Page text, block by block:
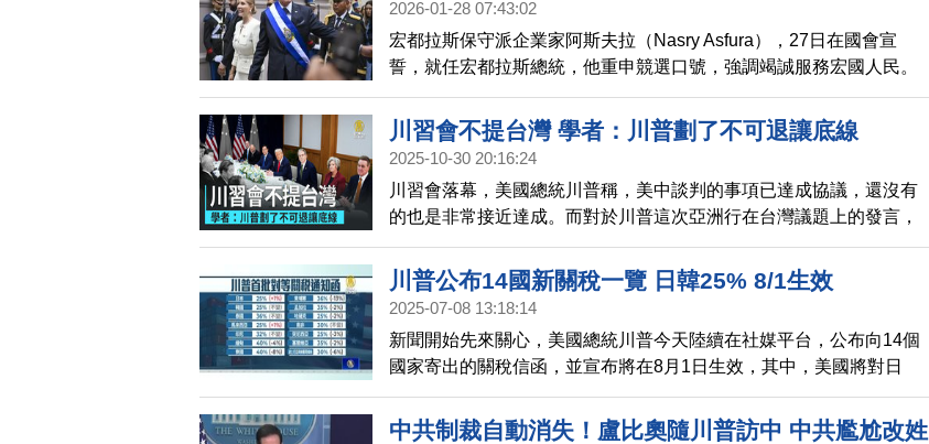
2026-01-28 07:43:02
宏都拉斯保守派企業家阿斯夫拉（Nasry Asfura），27日在國會宣
誓，就任宏都拉斯總統，他重申競選口號，強調竭誠服務宏國人民。
阿斯夫拉曾經承諾，要恢復與台灣的外交關係，如果達成，將成為中
共在中美洲外交的一大挫敗。
川習會不提台灣 學者：川普劃了不可退讓底線
2025-10-30 20:16:24
川習會落幕，美國總統川普稱，美中談判的事項已達成協議，還沒有
的也是非常接近達成。而對於川普這次亞洲行在台灣議題上的發言，
從「尊重台灣」、「台灣就是台灣」，到在川習會上不提台灣。怎麼
看川習會後，美中關係的進展，與美方對台灣議題的處理，我們來聽
聽學者的解讀。
川普公布14國新關稅一覽 日韓25% 8/1生效
2025-07-08 13:18:14
新聞開始先來關心，美國總統川普今天陸續在社媒平台，公布向14個
國家寄出的關稅信函，並宣布將在8月1日生效，其中，美國將對日
本、韓國和馬來西亞的進口商品，課徵25%關稅。
中共制裁自動消失！盧比奧隨川普訪中 中共尷尬改姓